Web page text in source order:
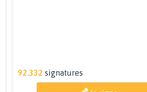
92.332 signatures